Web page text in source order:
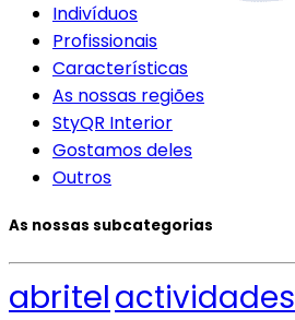
Indivíduos
Profissionais
Características
As nossas regiões
StyQR Interior
Gostamos deles
Outros
As nossas subcategorias
abritelactividades